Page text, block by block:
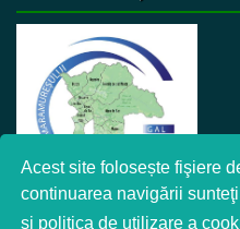
Acest site folosește fişiere
continuarea navigării
şi politica de utilizare a